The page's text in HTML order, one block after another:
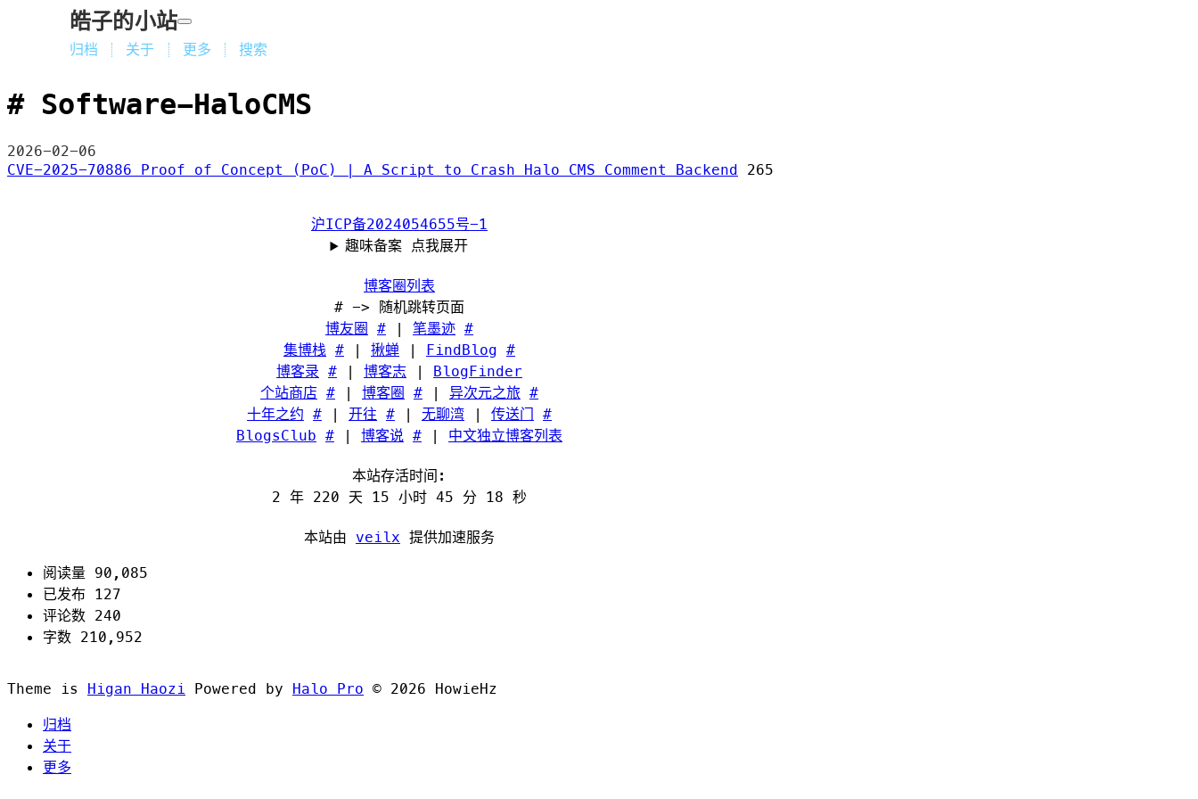
皓子的小站
归档 关于 更多 搜索
Software-HaloCMS
2026-02-06
CVE-2025-70886 Proof of Concept (PoC) | A Script to Crash Halo CMS Comment Backend 265
沪ICP备2024054655号-1
趣味备案 点我展开
博客圈列表
# -> 随机跳转页面
博友圈 # | 笔墨迹 #
集博栈 # | 揪蝉 | FindBlog #
博客录 # | 博客志 | BlogFinder
个站商店 # | 博客圈 # | 异次元之旅 #
十年之约 # | 开往 # | 无聊湾 | 传送门 #
BlogsClub # | 博客说 # | 中文独立博客列表
本站存活时间:
2 年 220 天 15 小时 45 分 19 秒
本站由 veilx 提供加速服务
阅读量 90,085
已发布 127
评论数 240
字数 210,952
Theme is Higan Haozi Powered by Halo Pro © 2026 HowieHz
归档
关于
更多